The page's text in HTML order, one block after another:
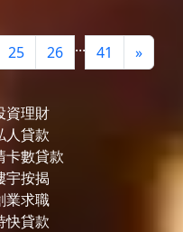
25 26 ... 41 »
資理財
人貸款
卡數貸款
宇按揭
業求職
快貸款